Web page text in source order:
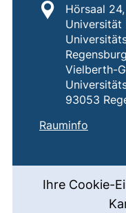
Standort:
Hörsaal
Universität
Regensburg
Vielberth-
93053
Rauminfo
Ihre Cookie-